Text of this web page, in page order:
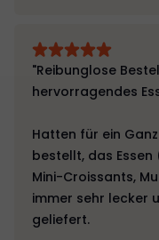
"Reibunglose
hervorragendes
Hatten für ein
bestellt, das
Mini-Croissants,
immer sehr lecker
geliefert.